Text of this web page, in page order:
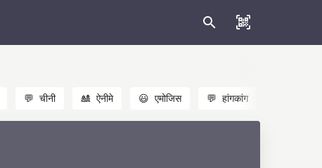
💬 चीनी 🎎 ऐनीमे 😃 एमोजिस 💬 हांगकांग